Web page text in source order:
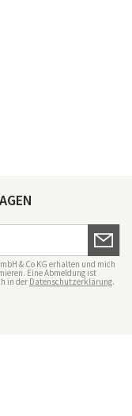
& Co KG erhalten und mich
Eine Abmeldung ist
in der Datenschutzerklärung.